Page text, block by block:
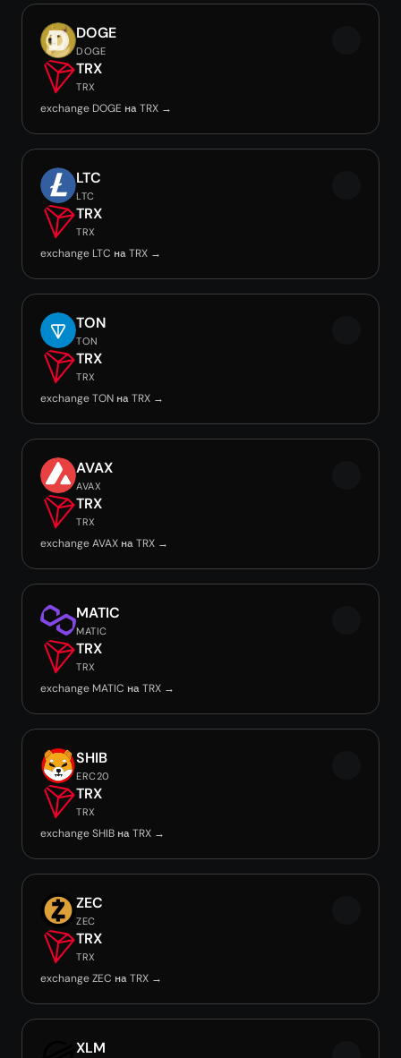
DOGE
DOGE
TRX
TRX
exchange DOGE на TRX →
LTC
LTC
TRX
TRX
exchange LTC на TRX →
TON
TON
TRX
TRX
exchange TON на TRX →
AVAX
AVAX
TRX
TRX
exchange AVAX на TRX →
MATIC
MATIC
TRX
TRX
exchange MATIC на TRX →
SHIB
ERC20
TRX
TRX
exchange SHIB на TRX →
ZEC
ZEC
TRX
TRX
exchange ZEC на TRX →
XLM